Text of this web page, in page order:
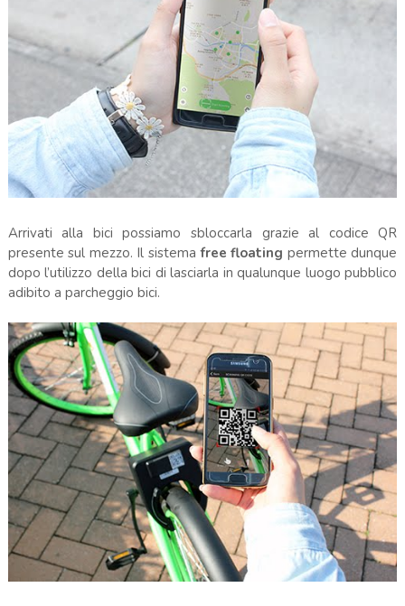
Arrivati alla bici possiamo sbloccarla grazie al codice QR
presente sul mezzo. Il sistemafree floating permette dunque
dopo l’utilizzo della bici di lasciarla in qualunque luogo pubblico
adibito a parcheggio bici.